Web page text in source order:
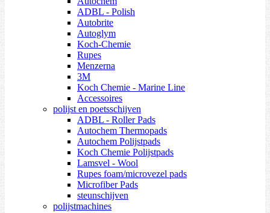
ADBL - Polish
Autobrite
Autoglym
Koch-Chemie
Rupes
Menzerna
3M
Koch Chemie - Marine Line
Accessoires
polijst en poetsschijven
ADBL - Roller Pads
Autochem Thermopads
Autochem Polijstpads
Koch Chemie Polijstpads
Lamsvel - Wool
Rupes foam/microvezel pads
Microfiber Pads
steunschijven
polijstmachines